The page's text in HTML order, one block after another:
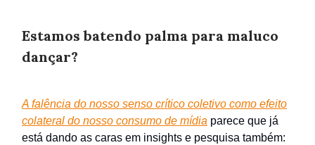
Estamos batendo palma para maluco
dançar?
A falência do nosso senso crítico coletivo como efeito
colateral do nosso consumo de mídia parece que já
está dando as caras em insights e pesquisa também: